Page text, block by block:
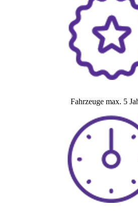
Fahrzeuge max. 5